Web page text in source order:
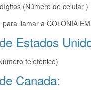
(Número de celular )
llamar a COLONIA
Estados
telefónico)
Canada: